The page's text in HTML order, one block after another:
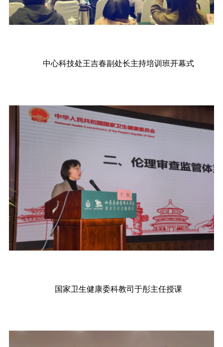
中心科技处王吉春副处长主持培训班开幕式
国家卫生健康委科教司于彤主任授课